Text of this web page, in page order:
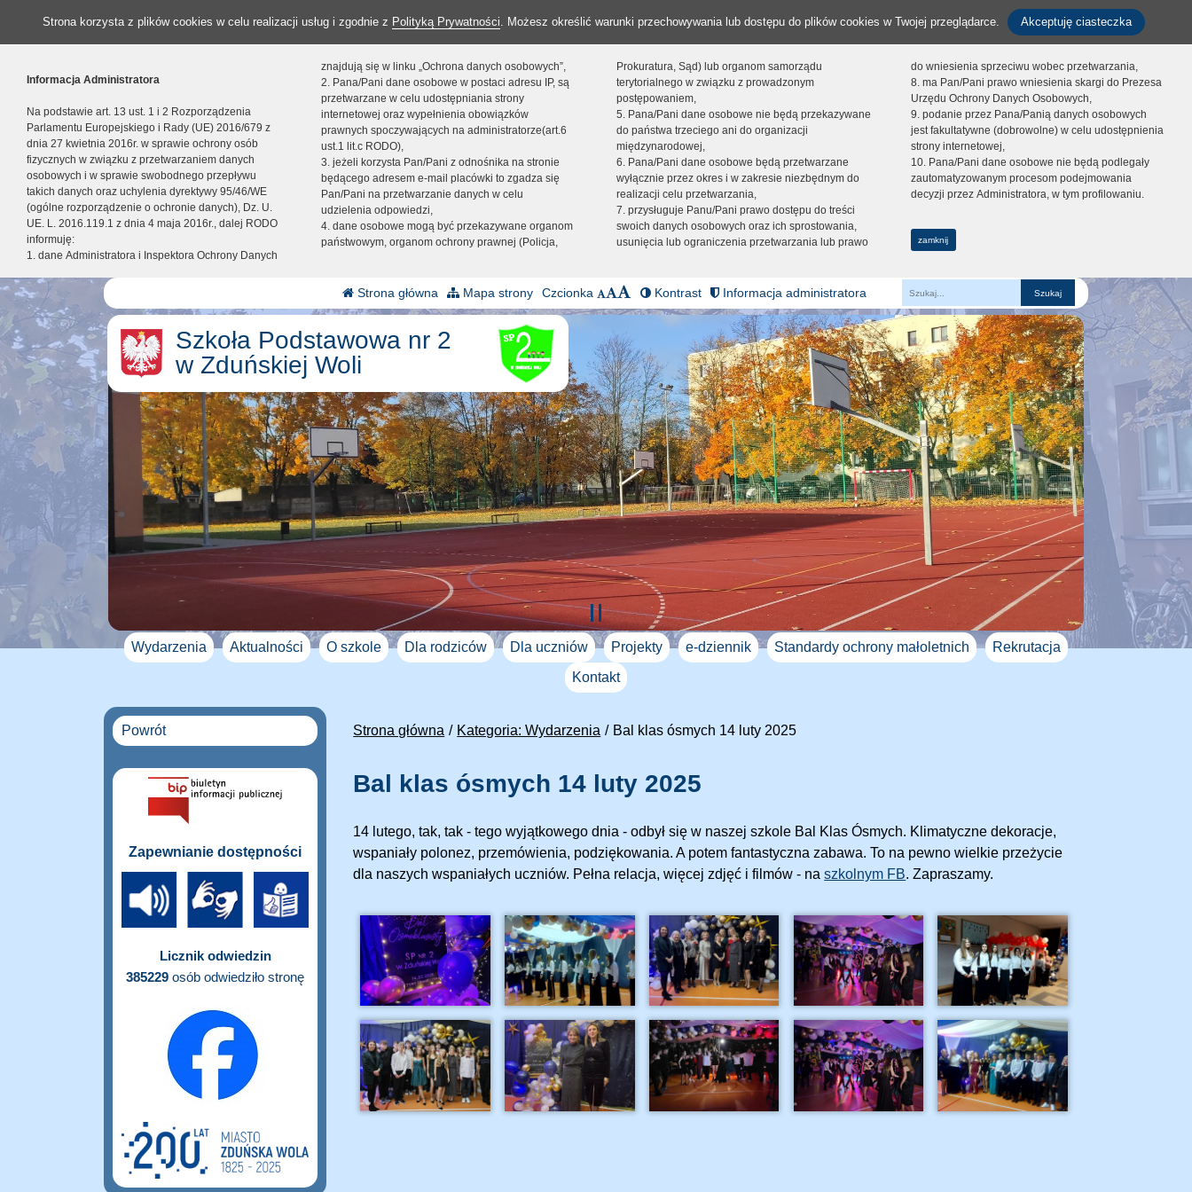
Strona korzysta z plików cookies w celu realizacji usług i zgodnie z Polityką Prywatności. Możesz określić warunki przechowywania lub dostępu do plików cookies w Twojej przeglądarce. Akceptuję ciasteczka
Informacja Administratora
Na podstawie art. 13 ust. 1 i 2 Rozporządzenia
Parlamentu Europejskiego i Rady (UE) 2016/679 z
dnia 27 kwietnia 2016r. w sprawie ochrony osób
fizycznych w związku z przetwarzaniem danych
osobowych i w sprawie swobodnego przepływu
takich danych oraz uchylenia dyrektywy 95/46/WE
(ogólne rozporządzenie o ochronie danych), Dz. U.
UE. L. 2016.119.1 z dnia 4 maja 2016r., dalej RODO
informuję:
1. dane Administratora i Inspektora Ochrony Danych
znajdują się w linku „Ochrona danych osobowych”,
2. Pana/Pani dane osobowe w postaci adresu IP, są
przetwarzane w celu udostępniania strony
internetowej oraz wypełnienia obowiązków
prawnych spoczywających na administratorze(art.6
ust.1 lit.c RODO),
3. jeżeli korzysta Pan/Pani z odnośnika na stronie
będącego adresem e-mail placówki to zgadza się
Pan/Pani na przetwarzanie danych w celu
udzielenia odpowiedzi,
4. dane osobowe mogą być przekazywane organom
państwowym, organom ochrony prawnej (Policja,
Prokuratura, Sąd) lub organom samorządu
terytorialnego w związku z prowadzonym
postępowaniem,
5. Pana/Pani dane osobowe nie będą przekazywane
do państwa trzeciego ani do organizacji
międzynarodowej,
6. Pana/Pani dane osobowe będą przetwarzane
wyłącznie przez okres i w zakresie niezbędnym do
realizacji celu przetwarzania,
7. przysługuje Panu/Pani prawo dostępu do treści
swoich danych osobowych oraz ich sprostowania,
usunięcia lub ograniczenia przetwarzania lub prawo
do wniesienia sprzeciwu wobec przetwarzania,
8. ma Pan/Pani prawo wniesienia skargi do Prezesa
Urzędu Ochrony Danych Osobowych,
9. podanie przez Pana/Panią danych osobowych
jest fakultatywne (dobrowolne) w celu udostępnienia
strony internetowej,
10. Pana/Pani dane osobowe nie będą podlegały
zautomatyzowanym procesom podejmowania
decyzji przez Administratora, w tym profilowaniu.
zamknij
Strona główna Mapa strony Czcionka Kontrast Informacja administratora
Fraza
Szkoła Podstawowa nr 2
w Zduńskiej Woli
Wydarzenia Aktualności O szkole Dla rodziców Dla uczniów Projekty e-dziennik Standardy ochrony małoletnich
Rekrutacja
Kontakt
Strona główna Kategoria: Wydarzenia Bal klas ósmych 14 luty 2025
Bal klas ósmych 14 luty 2025
14 lutego, tak, tak - tego wyjątkowego dnia - odbył się w naszej szkole Bal Klas Ósmych. Klimatyczne dekoracje,
wspaniały polonez, przemówienia, podziękowania. A potem fantastyczna zabawa. To na pewno wielkie przeżycie
dla naszych wspaniałych uczniów. Pełna relacja, więcej zdjęć i filmów - naszkolnym FB. Zapraszamy.
Powrót
Zapewnianie dostępności
Licznik odwiedzin
385229 osób odwiedziło stronę